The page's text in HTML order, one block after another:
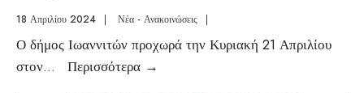
18 Απριλίου 2024 | Νέα - Ανακοινώσεις |
Ο δήμος Ιωαννιτών προχωρά την Κυριακή 21 Απριλίου
στον... Περισσότερα →